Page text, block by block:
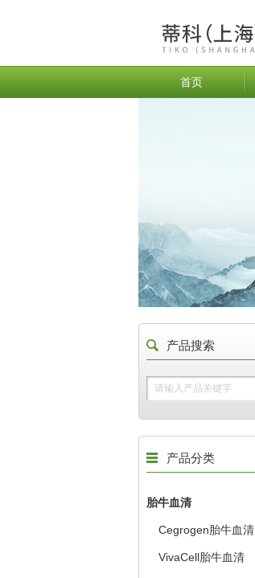
首页
产品搜索
产品分类
胎牛血清
Cegrogen胎牛血清
VivaCell胎牛血清